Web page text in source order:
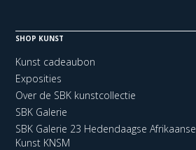
SHOP KUNST
Kunst cadeaubon
Exposities
Over de SBK kunstcollectie
SBK Galerie
SBK Galerie 23 Hedendaagse Afrikaanse
Kunst KNSM